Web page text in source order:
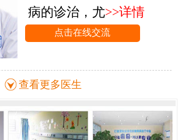
病的诊治，尤>>详情
点击在线交流
查看更多医生